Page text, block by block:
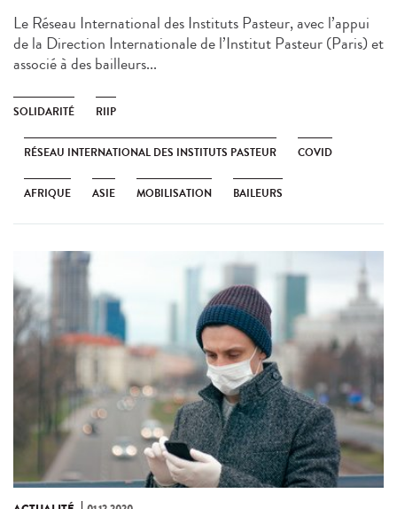
Le Réseau International des Instituts Pasteur, avec l’appui
de la Direction Internationale de l’Institut Pasteur (Paris) et
associé à des bailleurs...
SOLIDARITÉ RIIP
RÉSEAU INTERNATIONAL DES INSTITUTS PASTEUR COVID
AFRIQUE ASIE MOBILISATION BAILEURS